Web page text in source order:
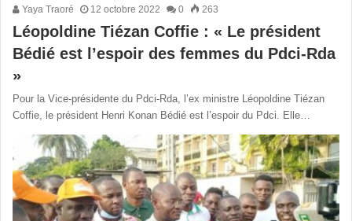
Yaya Traoré 12 octobre 2022 0 263
Léopoldine Tiézan Coffie : « Le président
Bédié est l’espoir des femmes du Pdci-Rda
»
Pour la Vice-présidente du Pdci-Rda, l’ex ministre Léopoldine Tiézan
Coffie, le président Henri Konan Bédié est l’espoir du Pdci. Elle…